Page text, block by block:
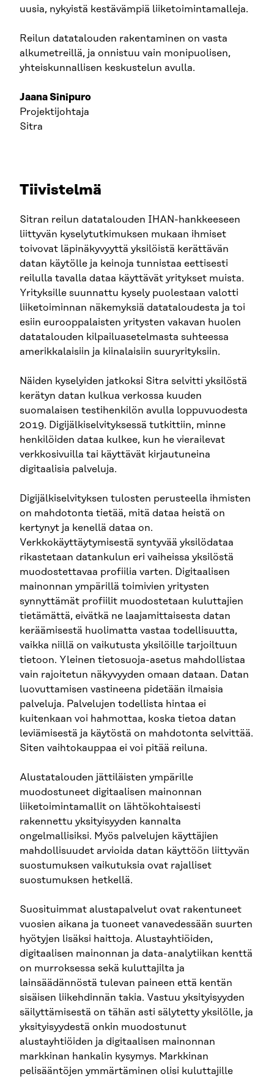
uusia, nykyistä kestävämpiä liiketoimintamalleja.
Reilun datatalouden rakentaminen on vasta
alkumetreillä, ja onnistuu vain monipuolisen,
yhteiskunnallisen keskustelun avulla.
Jaana Sinipuro
Projektijohtaja
Sitra
Tiivistelmä
Sitran reilun datatalouden IHAN-hankkeeseen
liittyvän kyselytutkimuksen mukaan ihmiset
toivovat läpinäkyvyyttä yksilöistä kerättävän
datan käytölle ja keinoja tunnistaa eettisesti
reilulla tavalla dataa käyttävät yritykset muista.
Yrityksille suunnattu kysely puolestaan valotti
liiketoiminnan näkemyksiä datataloudesta ja toi
esiin eurooppalaisten yritysten vakavan huolen
datatalouden kilpailuasetelmasta suhteessa
amerikkalaisiin ja kiinalaisiin suuryrityksiin.
Näiden kyselyiden jatkoksi Sitra selvitti yksilöstä
kerätyn datan kulkua verkossa kuuden
suomalaisen testihenkilön avulla loppuvuodesta
2019. Digijälkiselvityksessä tutkittiin, minne
henkilöiden dataa kulkee, kun he vierailevat
verkkosivuilla tai käyttävät kirjautuneina
digitaalisia palveluja.
Digijälkiselvityksen tulosten perusteella ihmisten
on mahdotonta tietää, mitä dataa heistä on
kertynyt ja kenellä dataa on.
Verkkokäyttäytymisestä syntyvää yksilödataa
rikastetaan datankulun eri vaiheissa yksilöstä
muodostettavaa profiilia varten. Digitaalisen
mainonnan ympärillä toimivien yritysten
synnyttämät profiilit muodostetaan kuluttajien
tietämättä, eivätkä ne laajamittaisesta datan
keräämisestä huolimatta vastaa todellisuutta,
vaikka niillä on vaikutusta yksilöille tarjoiltuun
tietoon. Yleinen tietosuoja-asetus mahdollistaa
vain rajoitetun näkyvyyden omaan dataan. Datan
luovuttamisen vastineena pidetään ilmaisia
palveluja. Palvelujen todellista hintaa ei
kuitenkaan voi hahmottaa, koska tietoa datan
leviämisestä ja käytöstä on mahdotonta selvittää.
Siten vaihtokauppaa ei voi pitää reiluna.
Alustatalouden jättiläisten ympärille
muodostuneet digitaalisen mainonnan
liiketoimintamallit on lähtökohtaisesti
rakennettu yksityisyyden kannalta
ongelmallisiksi. Myös palvelujen käyttäjien
mahdollisuudet arvioida datan käyttöön liittyvän
suostumuksen vaikutuksia ovat rajalliset
suostumuksen hetkellä.
Suosituimmat alustapalvelut ovat rakentuneet
vuosien aikana ja tuoneet vanavedessään suurten
hyötyjen lisäksi haittoja. Alustayhtiöiden,
digitaalisen mainonnan ja data-analytiikan kenttä
on murroksessa sekä kuluttajilta ja
lainsäädännöstä tulevan paineen että kentän
sisäisen liikehdinnän takia. Vastuu yksityisyyden
säilyttämisestä on tähän asti sälytetty yksilölle, ja
yksityisyydestä onkin muodostunut
alustayhtiöiden ja digitaalisen mainonnan
markkinan hankalin kysymys. Markkinan
pelisääntöjen ymmärtäminen olisi kuluttajille